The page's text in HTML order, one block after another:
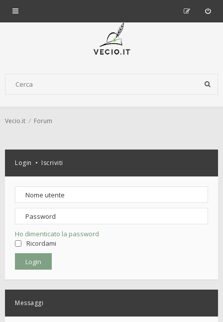
Vecio.it Forum
Login • Iscriviti
Ho dimenticato la password
Ricordami
Messaggi